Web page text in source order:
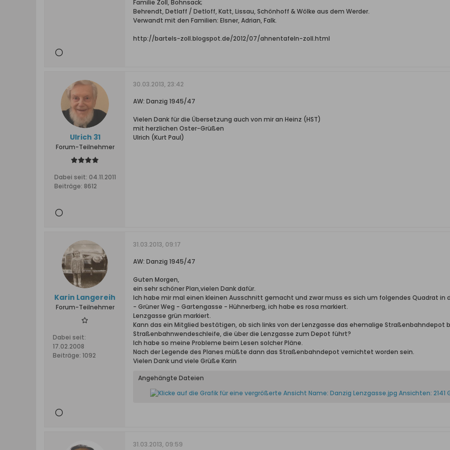
Familie Zoll, Bohnsack;
Behrendt, Detlaff / Detloff, Katt, Lissau, Schönhoff & Wölke aus dem Werder.
Verwandt mit den Familien: Elsner, Adrian, Falk.
http://bartels-zoll.blogspot.de/2012/07/ahnentafeln-zoll.html
Ulrich 31
Forum-Teilnehmer
Dabei seit: 04.11.2011
Beiträge: 8612
30.03.2013, 23:42
AW: Danzig 1945/47
Vielen Dank für die Übersetzung auch von mir an Heinz (HST)
mit herzlichen Oster-Grüßen
Ulrich (Kurt Paul)
Karin Langereih
Forum-Teilnehmer
Dabei seit:
17.02.2008
Beiträge: 1092
31.03.2013, 09:17
AW: Danzig 1945/47
Guten Morgen,
ein sehr schöner Plan,vielen Dank dafür.
Ich habe mir mal einen kleinen Ausschnitt gemacht und zwar muss es sich um folgendes Quadrat in
- Grüner Weg - Gartengasse - Hühnerberg, ich habe es rosa markiert.
Lenzgasse grün markiert.
Kann das ein Mitglied bestätigen, ob sich links von der Lenzgasse das ehemalige Straßenbahndepot
Straßenbahnwendeschleife, die über die Lenzgasse zum Depot führt?
Ich habe so meine Probleme beim Lesen solcher Pläne.
Nach der Legende des Planes müßte dann das Straßenbahndepot vernichtet worden sein.
Vielen Dank und viele Grüße Karin
Angehängte Dateien
31.03.2013, 09:59